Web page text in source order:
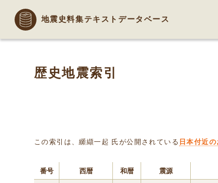
地震史料集テキストデータベース
歴史地震索引
この索引は、纐纈一起 氏が公開されている 日本付近
番号 西暦 和暦 震源